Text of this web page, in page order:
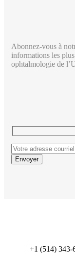
Abonnez-vous à
informations les
ophtalmologie de
+1 (514) 343-